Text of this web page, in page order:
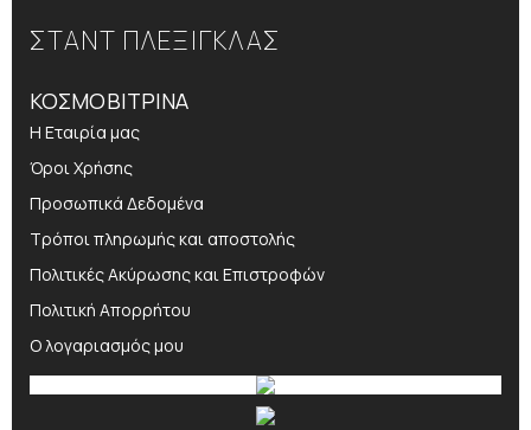
ΣΤΑΝΤ ΠΛΕΞΙΓΚΛΑΣ
ΚΟΣΜΟΒΙΤΡΙΝΑ
Η Εταιρία μας
Όροι Χρήσης
Προσωπικά Δεδομένα
Τρόποι πληρωμής και αποστολής
Πολιτικές Ακύρωσης και Επιστροφών
Πολιτική Απορρήτου
Ο λογαριασμός μου